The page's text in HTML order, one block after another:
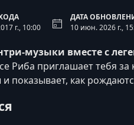
г., 10:00
ДАТА
10 июн. 2026 г.,
музыки вместе с
Риба приглашает тебя за
показывает, как